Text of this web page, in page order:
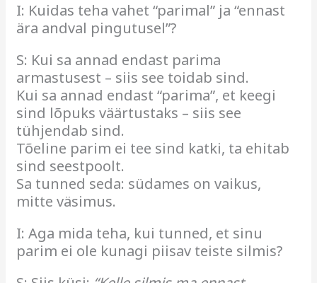
I: Kuidas teha vahet “parimal” ja “ennast
ära andval pingutusel”?
S: Kui sa annad endast parima
armastusest – siis see toidab sind.
Kui sa annad endast “parima”, et keegi
sind lõpuks väärtustaks – siis see
tühjendab sind.
Tõeline parim ei tee sind katki, ta ehitab
sind seestpoolt.
Sa tunned seda: südames on vaikus,
mitte väsimus.
I: Aga mida teha, kui tunned, et sinu
parim ei ole kunagi piisav teiste silmis?